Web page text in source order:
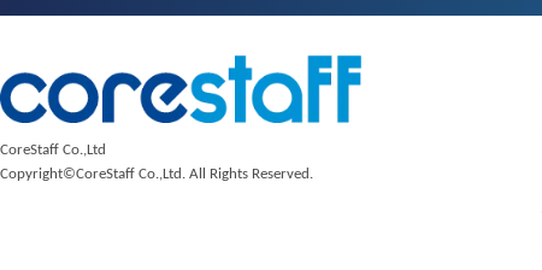
CoreStaff Co.,Ltd
Copyright©CoreStaff Co.,Ltd. All Rights Reserved.